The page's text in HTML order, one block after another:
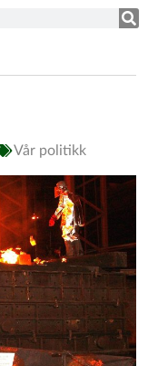
Vår politikk